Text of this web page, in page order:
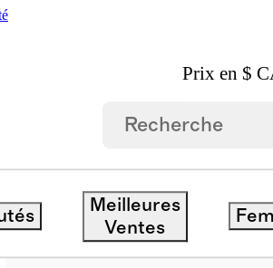
Prix en $
Meilleures
Ventes
À nouveau disponible